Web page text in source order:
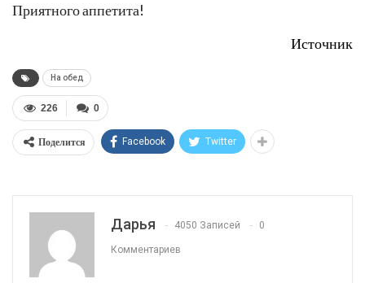
Приятного аппетита!
Источник
На обед
0
226
Поделится Facebook Twitter
Дарья 4050 Записей 0
Комментариев